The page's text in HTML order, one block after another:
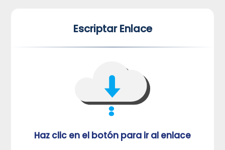
Escriptar Enlace
Haz clic en el botón para ir al enlace
VUVORmRFeFRNVlJrUjBZd1kza3dkRkJuUFQwPQ==